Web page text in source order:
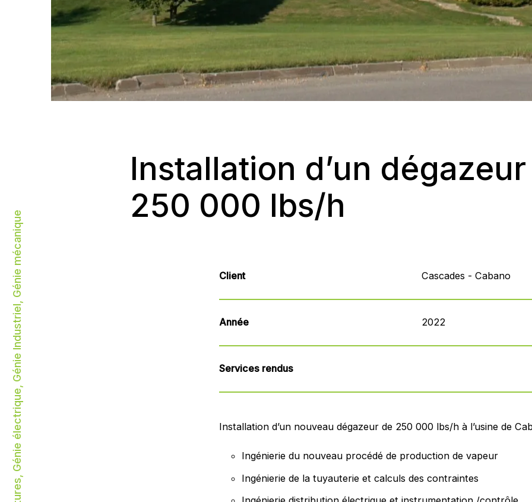
Génie des structures, Génie électrique, Génie Industriel, Génie mécanique
Installation d’un dégazeur
250 000 lbs/h
Client Cascades - Cabano
Année 2022
Services rendus
Installation d’un nouveau dégazeur de 250 000 lbs/h à l’usine de
Ingénierie du nouveau procédé de production de vapeur
Ingénierie de la tuyauterie et calculs des contraintes